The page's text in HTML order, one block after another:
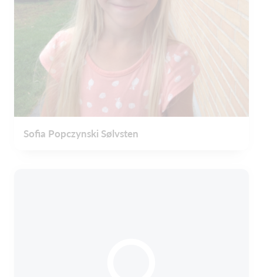
Sofia Popczynski Sølvsten